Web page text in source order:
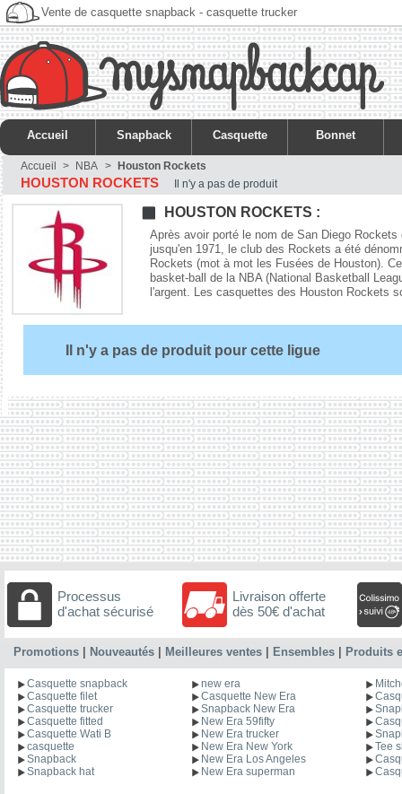
Vente de casquette snapback - casquette trucker
Accueil Snapback Casquette Bonnet
Accueil > NBA > Houston Rockets
HOUSTON ROCKETS Il n'y a pas de produit
HOUSTON ROCKETS :
Après avoir porté le nom de San Diego
jusqu'en 1971, le club des Rockets a été
Rockets (mot à mot les Fusées de Houston).
basket-ball de la NBA (National Basketball
l'argent. Les casquettes des Houston Rockets
Il n'y a pas de produit pour cette ligue
Processus
d'achat sécurisé
Livraison offerte
dès 50€ d'achat
Promotions Nouveautés Meilleures ventes Ensembles Produits
Casquette snapback
Casquette filet
Casquette trucker
Casquette fitted
Casquette Wati B
casquette
Snapback
Snapback hat
new era
Casquette New Era
Snapback New Era
New Era 59fifty
New Era trucker
New Era New York
New Era Los Angeles
New Era superman
Tee